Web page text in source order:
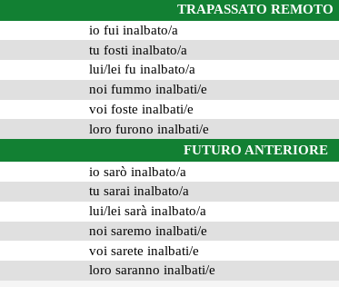
TRAPASSATO REMOTO
io fui inalbato/a
tu fosti inalbato/a
lui/lei fu inalbato/a
noi fummo inalbati/e
voi foste inalbati/e
loro furono inalbati/e
FUTURO ANTERIORE
io sarò inalbato/a
tu sarai inalbato/a
lui/lei sarà inalbato/a
noi saremo inalbati/e
voi sarete inalbati/e
loro saranno inalbati/e